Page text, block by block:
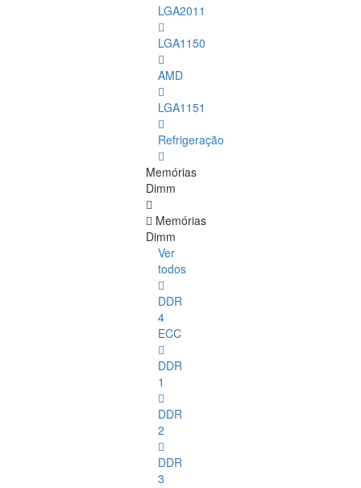
LGA2011
LGA1150
AMD
LGA1151
Refrigeração
Memórias
Dimm
Memórias
Dimm
Ver
todos
DDR
4
ECC
DDR
1
DDR
2
DDR
3